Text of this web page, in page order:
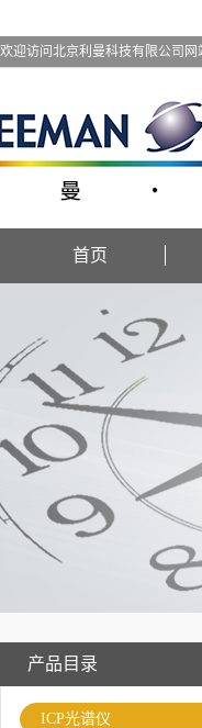
欢迎访问北京利曼科技有限公司网
首页
产品目录
ICP光谱仪